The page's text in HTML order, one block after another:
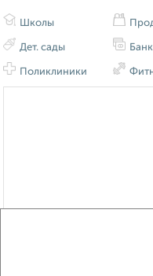
Школы
Дет. сады
Поликлиники